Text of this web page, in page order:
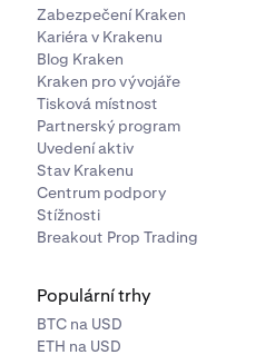
Zabezpečení Kraken
Kariéra v Krakenu
Blog Kraken
Kraken pro vývojáře
Tisková místnost
Partnerský program
Uvedení aktiv
Stav Krakenu
Centrum podpory
Stížnosti
Breakout Prop Trading
Populární trhy
BTC na USD
ETH na USD